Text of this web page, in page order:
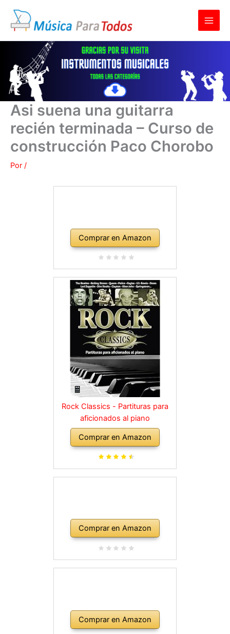
contenido
Asi suena una guitarra
recién terminada – Curso de
construcción Paco Chorobo
Por /
Comprar en Amazon
Rock Classics - Partituras para
aficionados al piano
Comprar en Amazon
Comprar en Amazon
Comprar en Amazon